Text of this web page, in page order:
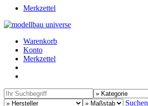
Merkzettel
Warenkorb
Konto
Merkzettel
Suchen